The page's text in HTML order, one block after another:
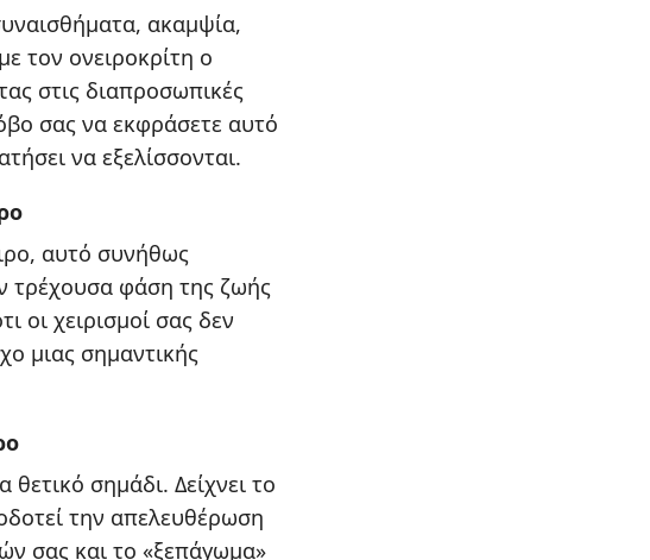
ακαμψία,
τον ονειροκρίτη ο
στις διαπροσωπικές
σας να εκφράσετε αυτό
να εξελίσσονται.
αυτό συνήθως
τρέχουσα φάση της ζωής
οι χειρισμοί σας δεν
μιας σημαντικής
σημάδι. Δείχνει το
την απελευθέρωση
σας και το «ξεπάγωμα»